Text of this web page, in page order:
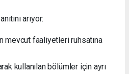
arıyor:
mevcut faaliyetleri ruhsatına
kullanılan bölümler için ayrı